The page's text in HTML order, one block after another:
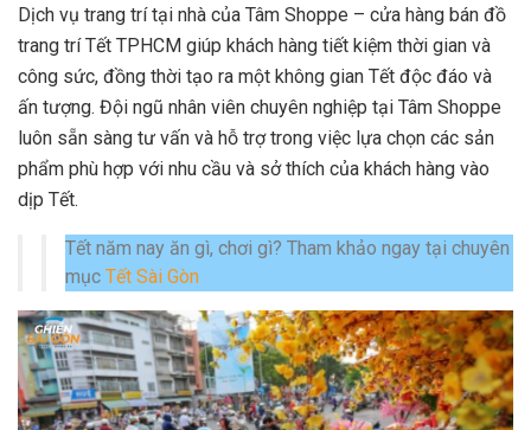
Dịch vụ trang trí tại nhà của Tâm Shoppe – cửa hàng bán đồ
trang trí Tết TPHCM giúp khách hàng tiết kiệm thời gian và
công sức, đồng thời tạo ra một không gian Tết độc đáo và
ấn tượng. Đội ngũ nhân viên chuyên nghiệp tại Tâm Shoppe
luôn sẵn sàng tư vấn và hỗ trợ trong việc lựa chọn các sản
phẩm phù hợp với nhu cầu và sở thích của khách hàng vào
dịp Tết.
Tết năm nay ăn gì, chơi gì? Tham khảo ngay tại chuyên
mục Tết Sài Gòn